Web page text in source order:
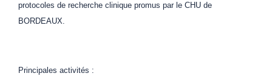
protocoles de recherche clinique promus par le CHU de
BORDEAUX.
Principales activités :